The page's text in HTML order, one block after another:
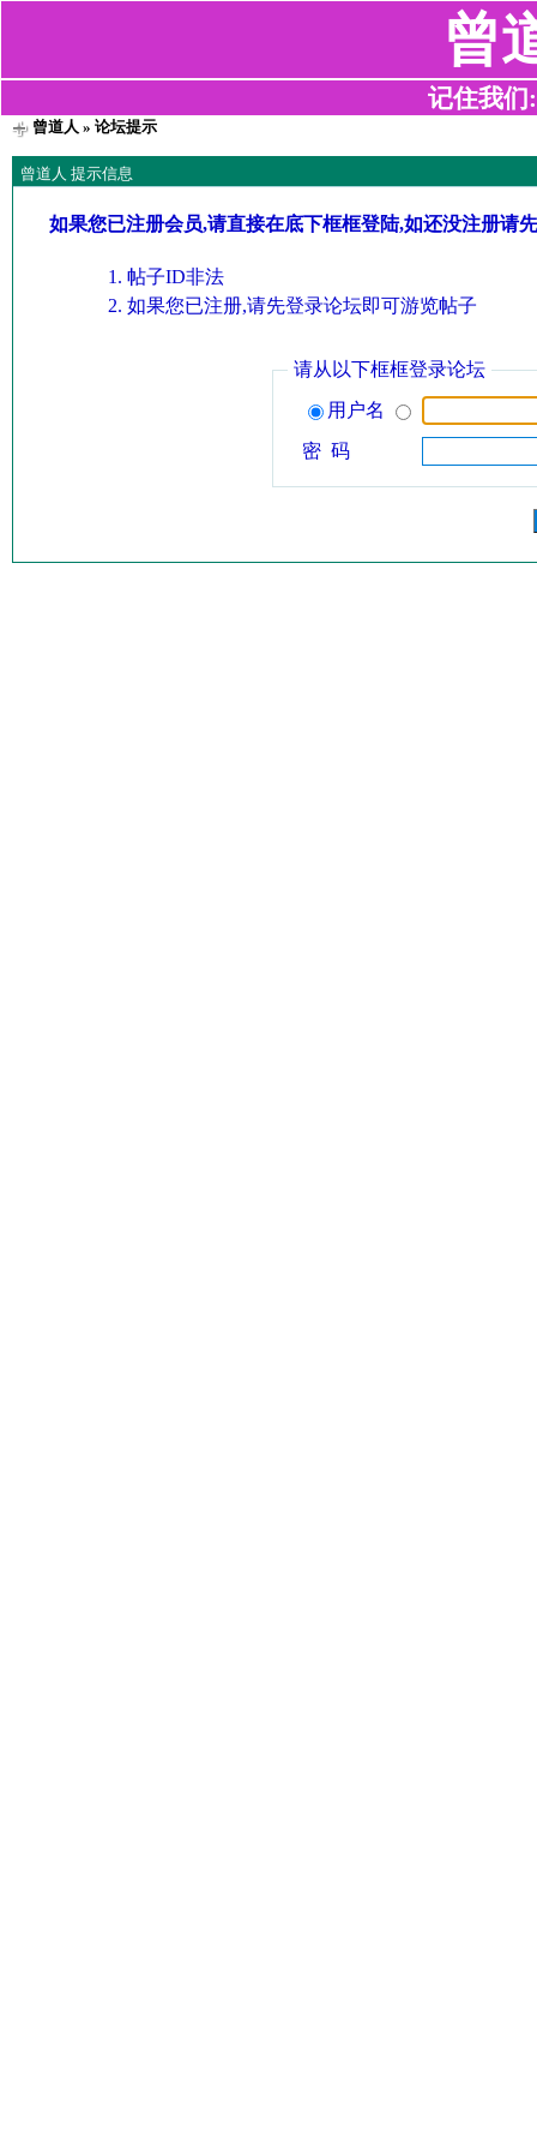
曾
记住我们
曾道人 » 论坛提示
曾道人 提示信息
如果您已注册会员,请直接在底下框框登陆,如还没注册请
帖子ID非法
如果您已注册,请先登录论坛即可游览帖子
请从以下框框登录论坛
用户名
密 码